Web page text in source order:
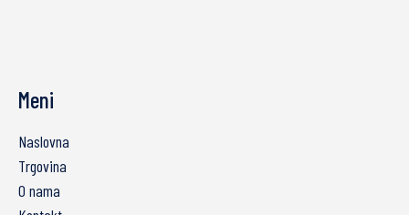
Meni
Naslovna
Trgovina
O nama